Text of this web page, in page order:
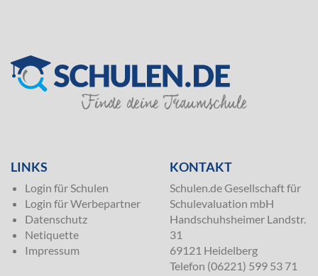
LINKS
Login für Schulen
Login für Werbepartner
Datenschutz
Netiquette
Impressum
KONTAKT
Schulen.de Gesellschaft für
Schulevaluation mbH
Handschuhsheimer Landstr.
31
69121 Heidelberg
Telefon (06221) 599 53 71